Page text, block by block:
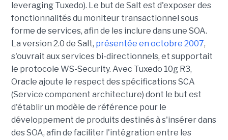
leveraging Tuxedo). Le but de Salt est d'exposer des
fonctionnalités du moniteur transactionnel sous
forme de services, afin de les inclure dans une SOA.
La version 2.0 de Salt, présentée en octobre 2007,
s'ouvrait aux services bi-directionnels, et supportait
le protocole WS-Security. Avec Tuxedo 10g R3,
Oracle ajoute le respect des spécifications SCA
(Service component architecture) dont le but est
d'établir un modèle de référence pour le
développement de produits destinés à s'insérer dans
des SOA, afin de faciliter l'intégration entre les